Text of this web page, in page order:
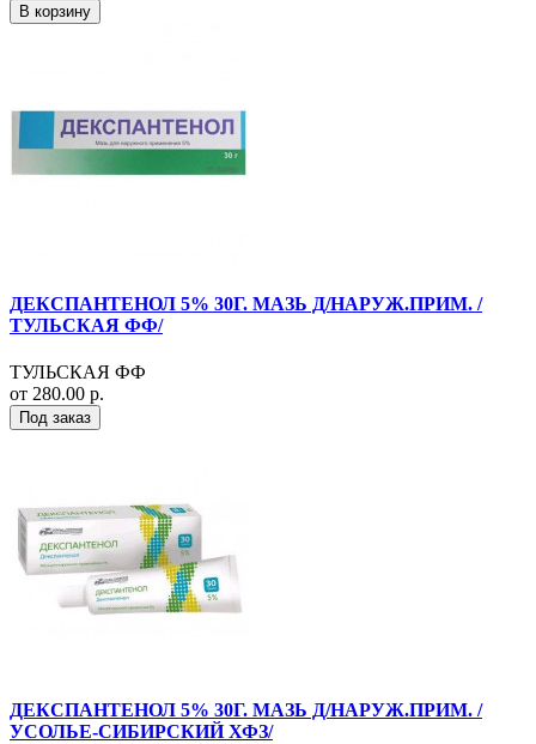
В корзину
ДЕКСПАНТЕНОЛ 5% 30Г. МАЗЬ Д/НАРУЖ.ПРИМ. /
ТУЛЬСКАЯ ФФ/
ТУЛЬСКАЯ ФФ
от 280.00 р.
Под заказ
ДЕКСПАНТЕНОЛ 5% 30Г. МАЗЬ Д/НАРУЖ.ПРИМ. /
УСОЛЬЕ-СИБИРСКИЙ ХФЗ/